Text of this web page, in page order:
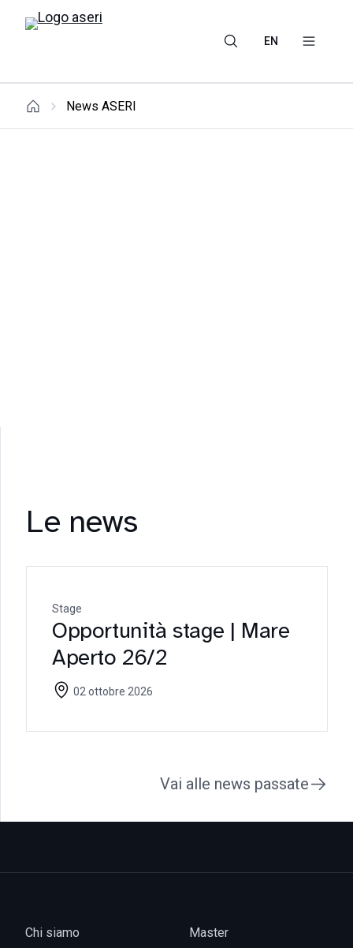
EN
News ASERI
Le news
Stage
Opportunità stage | Mare
Aperto 26/2
02 ottobre 2026
Vai alle news passate
Chi siamo
Master